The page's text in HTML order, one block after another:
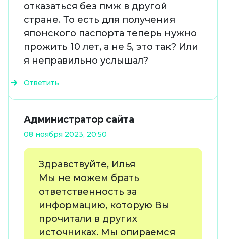
отказаться без пмж в другой
стране. То есть для получения
японского паспорта теперь нужно
прожить 10 лет, а не 5, это так? Или
я неправильно услышал?
Ответить
Администратор сайта
08 ноября 2023, 20:50
Здравствуйте, Илья
Мы не можем брать
ответственность за
информацию, которую Вы
прочитали в других
источниках. Мы опираемся